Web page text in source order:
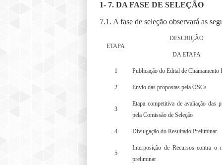
1- 7. DA FASE DE SELEÇÃO
7.1. A fase de seleção observará as
ETAPA
DESCRIÇÃO
DA ETAPA
1 Publicação do Edital de Chamamento
2 Envio das propostas pela OSCs
3
Etapa competitiva de avaliação das
pela Comissão de Seleção
4 Divulgação do Resultado Preliminar
5
Interposição de Recursos contra o
preliminar